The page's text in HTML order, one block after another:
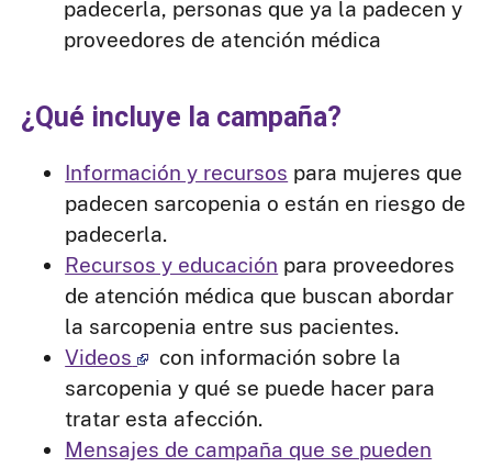
padecerla, personas que ya la padecen y
proveedores de atención médica
¿Qué incluye la campaña?
Información y recursos para mujeres que
padecen sarcopenia o están en riesgo de
padecerla.
Recursos y educación para proveedores
de atención médica que buscan abordar
la sarcopenia entre sus pacientes.
Videos
con información sobre la
sarcopenia y qué se puede hacer para
tratar esta afección.
Mensajes de campaña que se pueden